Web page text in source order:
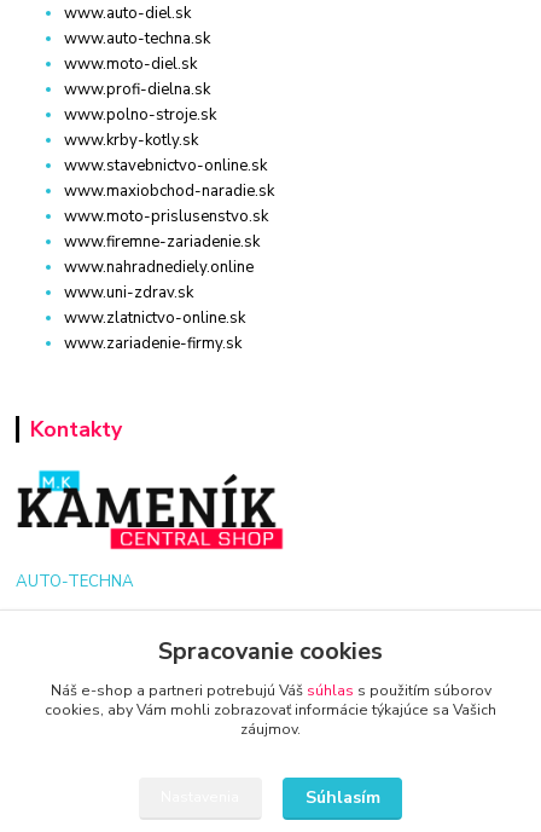
www.auto-diel.sk
www.auto-techna.sk
www.moto-diel.sk
www.profi-dielna.sk
www.polno-stroje.sk
www.krby-kotly.sk
www.stavebnictvo-online.sk
www.maxiobchod-naradie.sk
www.moto-prislusenstvo.sk
www.firemne-zariadenie.sk
www.nahradnediely.online
www.uni-zdrav.sk
www.zlatnictvo-online.sk
www.zariadenie-firmy.sk
Kontakty
AUTO-TECHNA
+421 940 949 000
info@kamenik.sk
Spracovanie cookies
Náš e-shop a partneri potrebujú Váš súhlas s použitím súborov
cookies, aby Vám mohli zobrazovať informácie týkajúce sa Vašich
záujmov.
Súhlasím